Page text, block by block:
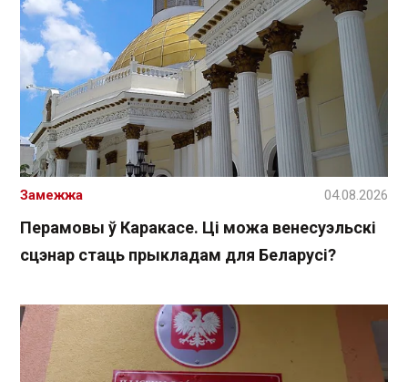
Перамовы ў Каракасе. Ці можа венесуэльскі
сцэнар стаць прыкладам для Беларусі?
Замежжа 04.08.2026